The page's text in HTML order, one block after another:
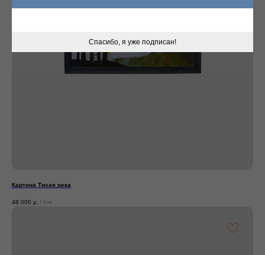
Картина Тихая река
48 000 р. / 1 шт
Спасибо, я уже подписан!